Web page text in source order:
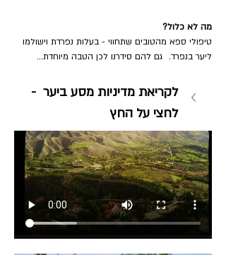
מה לא כלול?
טיפולי ספא מהטובים שתחווי - בעלות נפרדת וישולמו
ליער בנפרד.  גם להם סידרנו לכן הטבה מיוחדת...
לקריאת מדיניות מסע ביער  -
לחצי על החץ